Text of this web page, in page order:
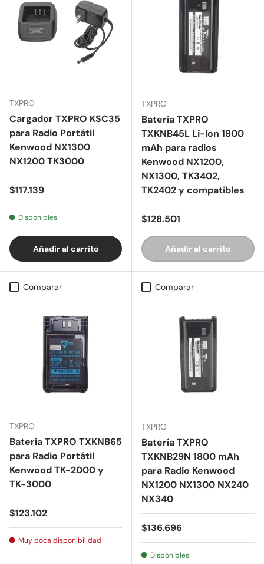
TXPRO
Cargador TXPRO KSC35
para Radio Portátil
Kenwood NX1300
NX1200 TK3000
Precio normal
$117.139
Disponibles
Añadir al carrito
TXPRO
Batería TXPRO
TXKNB45L Li-Ion 1800
mAh para radios
Kenwood NX1200,
NX1300, TK3402,
TK2402 y compatibles
Precio normal
$128.501
Añadir al carrito
Comparar
TXPRO
Batería TXPRO TXKNB65
para Radio Portátil
Kenwood TK-2000 y
TK-3000
Precio normal
$123.102
Muy poca disponibilidad
Comparar
TXPRO
Batería TXPRO
TXKNB29N 1800 mAh
para Radio Kenwood
NX1200 NX1300 NX240
NX340
Precio normal
$136.696
Disponibles